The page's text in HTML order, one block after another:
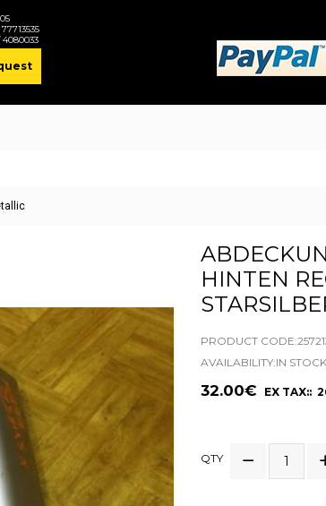
4080033
HINTEN
PRODUCT
AVAILABILITY:IN STOCK
32.00€ EX TAX::
QTY